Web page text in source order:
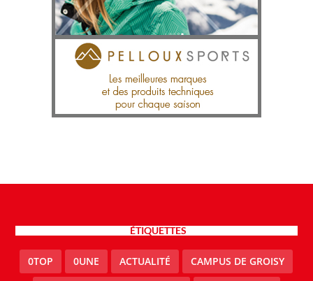
ÉTIQUETTES
0TOP 0UNE ACTUALITÉ CAMPUS DE GROISY